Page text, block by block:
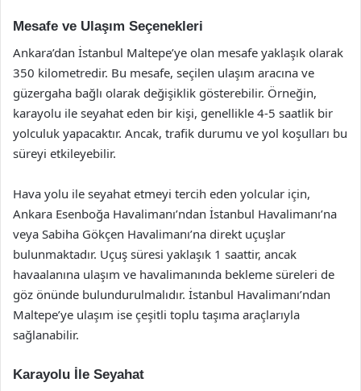
Mesafe ve Ulaşım Seçenekleri
Ankara’dan İstanbul Maltepe’ye olan mesafe yaklaşık olarak
350 kilometredir. Bu mesafe, seçilen ulaşım aracına ve
güzergaha bağlı olarak değişiklik gösterebilir. Örneğin,
karayolu ile seyahat eden bir kişi, genellikle 4-5 saatlik bir
yolculuk yapacaktır. Ancak, trafik durumu ve yol koşulları bu
süreyi etkileyebilir.
Hava yolu ile seyahat etmeyi tercih eden yolcular için,
Ankara Esenboğa Havalimanı’ndan İstanbul Havalimanı’na
veya Sabiha Gökçen Havalimanı’na direkt uçuşlar
bulunmaktadır. Uçuş süresi yaklaşık 1 saattir, ancak
havaalanına ulaşım ve havalimanında bekleme süreleri de
göz önünde bulundurulmalıdır. İstanbul Havalimanı’ndan
Maltepe’ye ulaşım ise çeşitli toplu taşıma araçlarıyla
sağlanabilir.
Karayolu İle Seyahat